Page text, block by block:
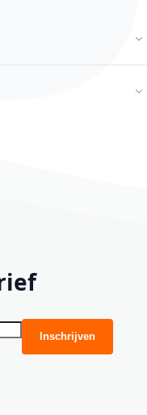
Inschrijven